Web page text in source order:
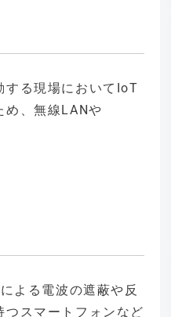
する現場においてIoT
め、無線LANや
よる電波の遮蔽や反
スマートフォンなど